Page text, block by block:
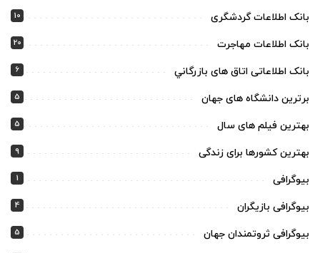
بانک اطلاعات گردشگری 10
بانک اطلاعات مهاجرت 20
بانک اطلاعاتی اتاق های بازرگاني 6
برترین دانشگاه های جهان 5
بهترین فیلم های سال 5
بهترین کشورها برای زندگی 9
بیوگرافی 1
بیوگرافی بازیگران 4
بیوگرافی ثروتمندان جهان 5